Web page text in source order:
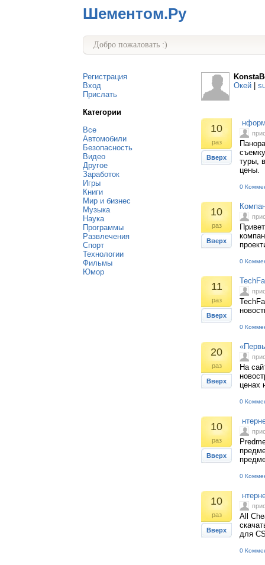
Шементом.Ру
Добро пожаловать :)
Регистрация
Вход
Прислать
Категории
Все
Автомобили
Безопасность
Видео
Другое
Заработок
Игры
Книги
Мир и бизнес
Музыка
Наука
Программы
Развлечения
Спорт
Технологии
Фильмы
Юмор
Окей
10
раз
Вверх
туры,
цены.
0
10
раз
Вверх
0
11
раз
Вверх
0
20
раз
Вверх
На
ценах
0
10
раз
Вверх
0
10
раз
Вверх
All
для
0